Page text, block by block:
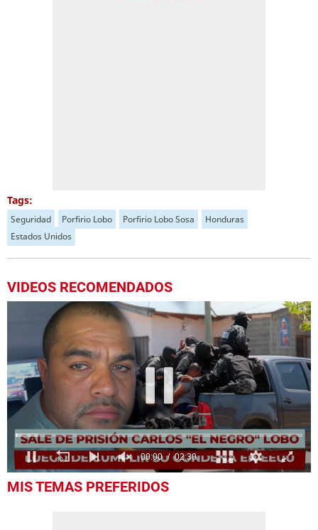
Tags:
Seguridad Porfirio Lobo Porfirio Lobo Sosa
Honduras
Estados Unidos
VIDEOS RECOMENDADOS
seconds
MIS TEMAS PREFERIDOS